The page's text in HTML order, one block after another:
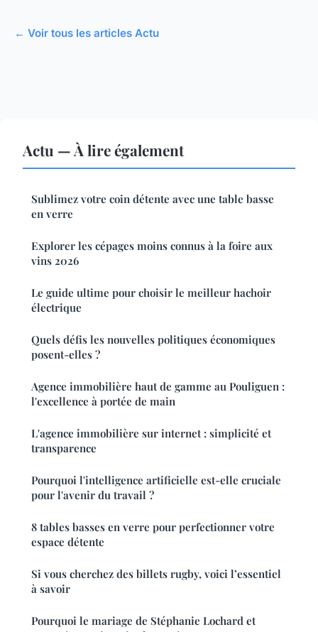
← Voir tous les articles Actu
Actu — À lire également
Sublimez votre coin détente avec une table basse
en verre
Explorer les cépages moins connus à la foire aux
vins 2026
Le guide ultime pour choisir le meilleur hachoir
électrique
Quels défis les nouvelles politiques économiques
posent-elles ?
Agence immobilière haut de gamme au Pouliguen :
l'excellence à portée de main
L'agence immobilière sur internet : simplicité et
transparence
Pourquoi l'intelligence artificielle est-elle cruciale
pour l'avenir du travail ?
8 tables basses en verre pour perfectionner votre
espace détente
Si vous cherchez des billets rugby, voici l’essentiel
à savoir
Pourquoi le mariage de Stéphanie Lochard et